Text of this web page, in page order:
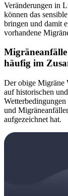
Veränderungen in
können das
bringen und damit
vorhandene
häufig im
Der obige Migräne
auf historischen
und
aufgezeichnet hat.